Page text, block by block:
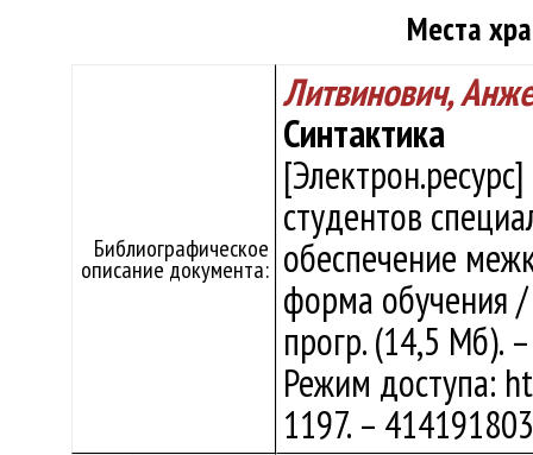
Места
Библиографическое
описание документа:
Литвинович,
Синтактика
студентов
обеспечение
форма обучения /
прогр. (14,5 Мб).
Режим доступа:
1197. –